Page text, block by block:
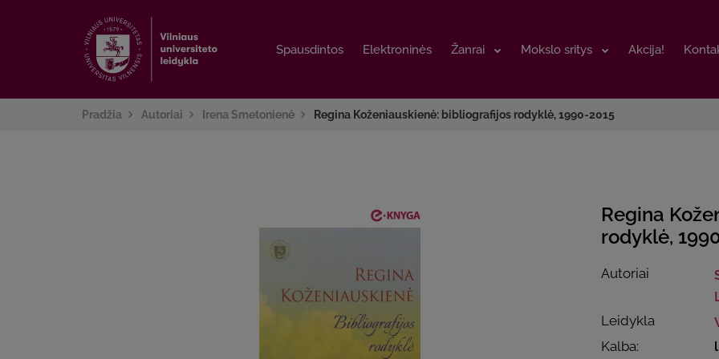
Spausdintos Elektroninės Žanrai Mokslo sritys Akcija!
Spausdintos Elektroninės Žanrai Mokslo sritys Akcija!
Pradžia Autoriai Irena Smetonienė Regina Koženiauskienė: bibliografijos rodyklė, 1990-2015
Regina
rodyklė,
Autoriai
Leidykla
Kalba: